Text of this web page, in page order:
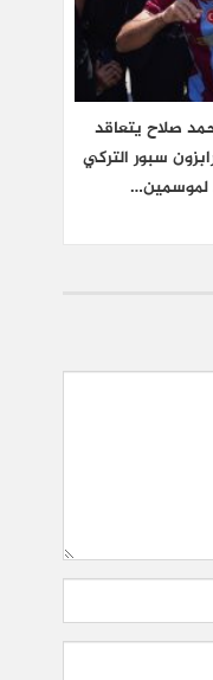
صلاح يتعاقد
سبور التركي
لموسمين…